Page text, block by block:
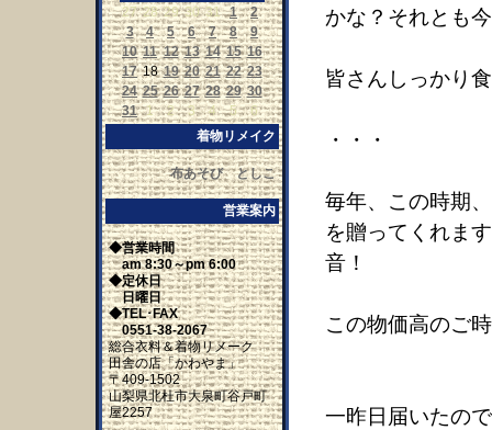
27 28 29 30 31 1
2
3
4 5 6 7 8
9
10 11 12 13 14 15 16
17 18 19 20 21 22 23
24 25 26 27 28 29 30
31 1 2 3 4 5
6
着物リメイク
布あそび としこ
営業案内
◆営業時間
am 8:30～pm 6:00
◆定休日
日曜日
◆TEL･FAX
0551-38-2067
総合衣料＆着物リメーク
田舎の店「かわやま」
〒409-1502
山梨県北杜市大泉町谷戸町
屋2257
かな？それとも
皆さんしっかり
・・・
毎年、この時期
を贈ってくれま
音！
この物価高のご
一昨日届いたの